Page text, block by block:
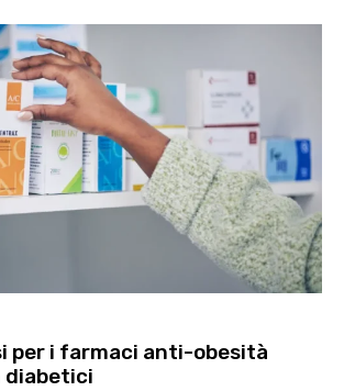
per i farmaci anti-obesità
diabetici